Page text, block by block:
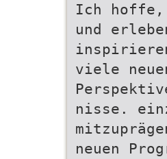
Ich hoffe,
und
viele
nisse.
neuen